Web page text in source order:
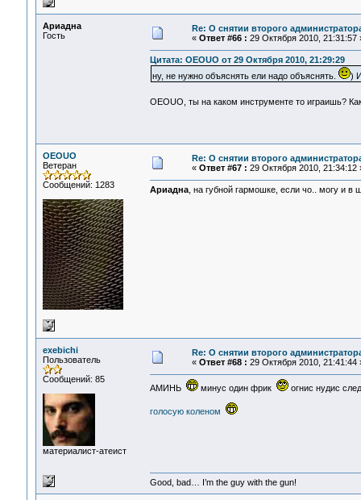
Ариадна
Гость
Re: О снятии второго
« Ответ #66 : 29 Октября 2010, 21:31:57
Цитата: OEOUO от 29 Октября 2010, 21:29:29
ну, не нужно объяснять ели надо объяснять.
)
OEOUO, ты на каком инструменте то играишь?
OEOUO
Ветеран
Сообщений: 1283
Re: О снятии второго
« Ответ #67 : 29 Октября 2010, 21:34:12
Ариадна, на губной гармошке, если чо.. могу и в
exebichi
Пользователь
Сообщений: 85
материалист-атеист
Re: О снятии второго
« Ответ #68 : 29 Октября 2010, 21:41:44
АМИНЬ минус один фрик огнис нудис
голосую коленом
Good, bad… I’m the guy with the gun!